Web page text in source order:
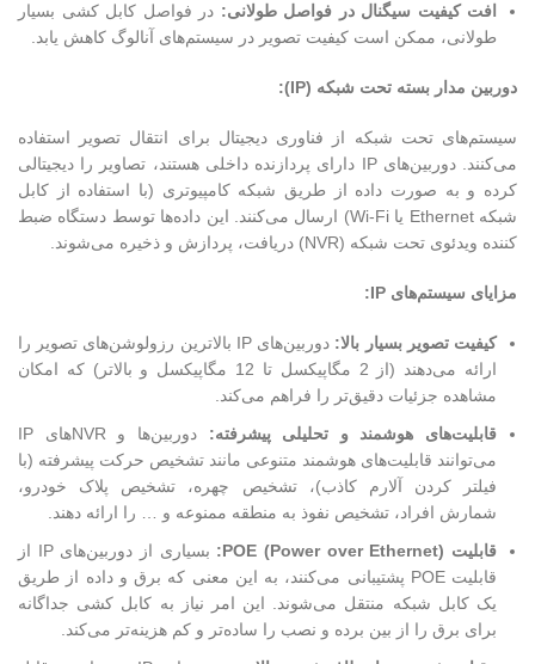
افت کیفیت سیگنال در فواصل طولانی: در فواصل کابل کشی بسیار
طولانی، ممکن است کیفیت تصویر در سیستم‌های آنالوگ کاهش یابد.
دوربین مدار بسته تحت شبکه (IP):
سیستم‌های تحت شبکه از فناوری دیجیتال برای انتقال تصویر استفاده
می‌کنند. دوربین‌های IP دارای پردازنده داخلی هستند، تصاویر را دیجیتالی
کرده و به صورت داده از طریق شبکه کامپیوتری (با استفاده از کابل
شبکه Ethernet یا Wi-Fi) ارسال می‌کنند. این داده‌ها توسط دستگاه ضبط
کننده ویدئوی تحت شبکه (NVR) دریافت، پردازش و ذخیره می‌شوند.
مزایای سیستم‌های IP:
کیفیت تصویر بسیار بالا:
دوربین‌های IP بالاترین رزولوشن‌های تصویر را
ارائه می‌دهند (از 2 مگاپیکسل تا 12 مگاپیکسل و بالاتر) که امکان
مشاهده جزئیات دقیق‌تر را فراهم می‌کند.
قابلیت‌های هوشمند و تحلیلی پیشرفته:
دوربین‌ها و NVRهای IP
می‌توانند قابلیت‌های هوشمند متنوعی مانند تشخیص حرکت پیشرفته (با
فیلتر کردن آلارم کاذب)، تشخیص چهره، تشخیص پلاک خودرو،
شمارش افراد، تشخیص نفوذ به منطقه ممنوعه و … را ارائه دهند.
قابلیت POE (Power over Ethernet):
بسیاری از دوربین‌های IP از
قابلیت POE پشتیبانی می‌کنند، به این معنی که برق و داده از طریق
یک کابل شبکه منتقل می‌شوند. این امر نیاز به کابل کشی جداگانه
برای برق را از بین برده و نصب را ساده‌تر و کم هزینه‌تر می‌کند.